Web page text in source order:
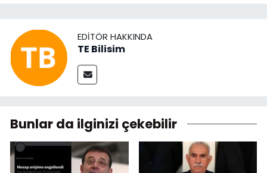
EDITÖR HAKKINDA
TE Bilisim
Bunlar da ilginizi çekebilir